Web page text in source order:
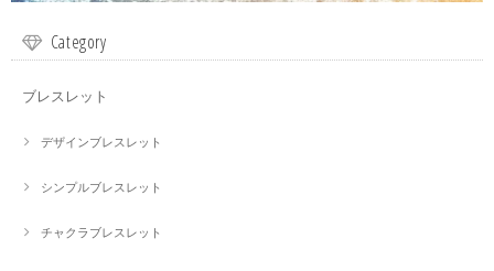
Category
ブレスレット
デザインブレスレット
シンプルブレスレット
チャクラブレスレット